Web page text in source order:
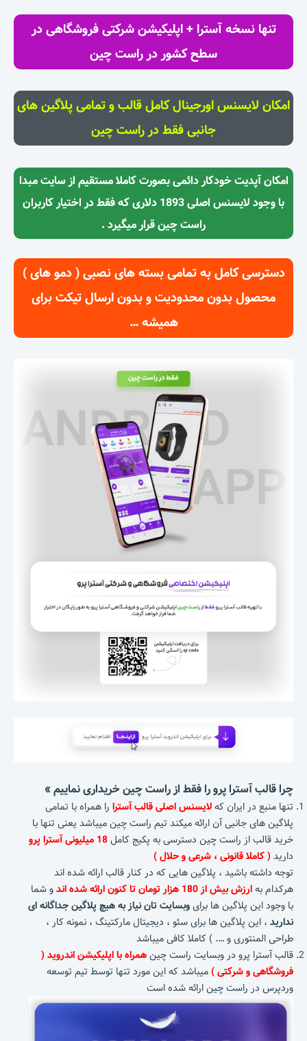
تنها نسخه آسترا + اپلیکیشن شرکتی فروشگاهی در
سطح کشور در راست چین
امکان لایسنس اورجینال کامل قالب و تمامی پلاگین های
جانبی فقط در راست چین
امکان آپدیت خودکار دائمی بصورت کاملا مستقیم از سایت مبدا
با وجود لایسنس اصلی 1893 دلاری که فقط در اختیار کاربران
راست چین قرار میگیرد .
دسترسی کامل به تمامی بسته های نصبی ( دمو های )
محصول بدون محدودیت و بدون ارسال تیکت برای
همیشه …
چرا قالب آسترا پرو را فقط از راست چین خریداری نماییم »
تنها منبع در ایران کهلایسنس اصلی قالب آسترا را همراه با تمامی
پلاگین های جانبی آن ارائه میکند تیم راست چین میباشد یعنی تنها با
خرید قالب از راست چین دسترسی به پکیج کامل
دارید( کاملا قانونی ، شرعی و حلال )
توجه داشته باشید ، پلاگین هایی که در کنار قالب ارائه شده اند
هرکدام بهارزش بیش از 180 هزار تومان تا کنون ارائه شده اند
و شما
با وجود این پلاگین ها برایوبسایت تان نیاز به هیچ پلاگین جداگانه ای
ندارید ، این پلاگین ها برای سئو ، دیجیتال مارکتینگ ، نمونه کار ،
طراحی المنتوری و …. ) کاملا کافی میباشد
قالب آسترا پرو در وبسایت راست چینهمراه با اپلیکیشن اندروید (
فروشگاهی و شرکتی )میباشد که این مورد تنها توسط تیم توسعه
وردپرس در راست چین ارائه شده است